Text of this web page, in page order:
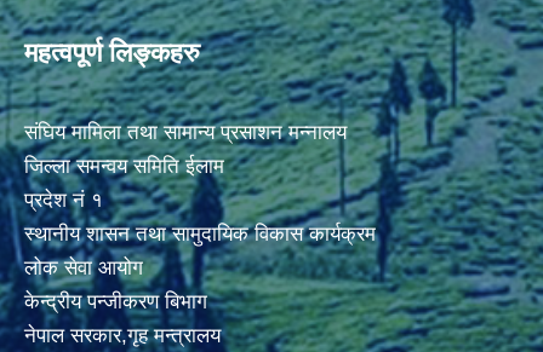
महत्वपूर्ण लिङ्कहरु
संघिय मामिला तथा सामान्य प्रसाशन मन्नालय
जिल्ला समन्वय समिति ईलाम
प्रदेश नं १
स्थानीय शासन तथा सामुदायिक विकास कार्यक्रम
लोक सेवा आयोग
केन्द्रीय पन्जीकरण बिभाग
नेपाल सरकार,गृह मन्त्रालय